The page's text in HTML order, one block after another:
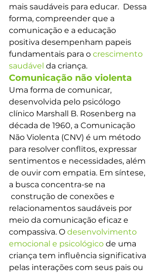
mais saudáveis para educar.  Dessa
forma, compreender que a
comunicação e a educação
positiva desempenham papeis
fundamentais para o crescimento
saudável da criança.
Comunicação não violenta
Uma forma de comunicar,
desenvolvida pelo psicólogo
clínico Marshall B. Rosenberg na
década de 1960, a Comunicação
Não Violenta (CNV) é um método
para resolver conflitos, expressar
sentimentos e necessidades, além
de ouvir com empatia. Em síntese,
a busca concentra-se na
construção de conexões e
relacionamentos saudáveis por
meio da comunicação eficaz e
compassiva. O desenvolvimento
emocional e psicológico de uma
criança tem influência significativa
pelas interações com seus pais ou